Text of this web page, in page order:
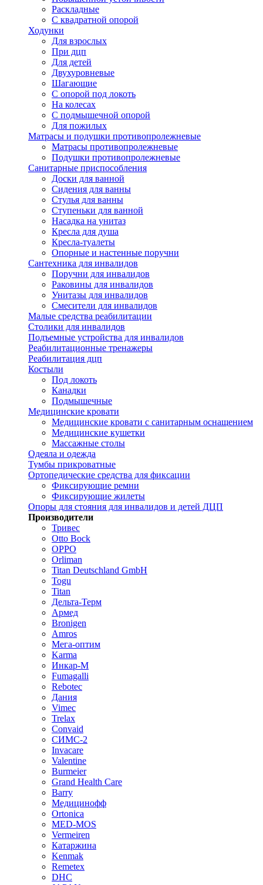
Раскладные
С квадратной опорой
Ходунки
Для взрослых
При дцп
Для детей
Двухуровневые
Шагающие
С опорой под локоть
На колесах
С подмышечной опорой
Для пожилых
Матрасы и подушки противопролежневые
Матрасы противопролежневые
Подушки противопролежневые
Санитарные приспособления
Доски для ванной
Сидения для ванны
Стулья для ванны
Ступеньки для ванной
Насадка на унитаз
Кресла для душа
Кресла-туалеты
Опорные и настенные поручни
Сантехника для инвалидов
Поручни для инвалидов
Раковины для инвалидов
Унитазы для инвалидов
Смесители для инвалидов
Малые средства реабилитации
Столики для инвалидов
Подъемные устройства для инвалидов
Реабилитационные тренажеры
Реабилитация дцп
Костыли
Под локоть
Канадки
Подмышечные
Медицинские кровати
Медицинские кровати с санитарным оснащением
Медицинские кушетки
Массажные столы
Одеяла и одежда
Тумбы прикроватные
Ортопедические средства для фиксации
Фиксирующие ремни
Фиксирующие жилеты
Опоры для стояния для инвалидов и детей ДЦП
Производители
Тривес
Otto Bock
OPPO
Orliman
Titan Deutschland GmbH
Togu
Titan
Дельта-Терм
Армед
Bronigen
Amros
Мега-оптим
Karma
Инкар-М
Fumagalli
Rebotec
Дания
Vimec
Trelax
Convaid
СИМС-2
Invacare
Valentine
Burmeier
Grand Health Care
Barry
Медицинофф
Ortonica
MED-MOS
Vermeiren
Катаржина
Kenmak
Remetex
DHC